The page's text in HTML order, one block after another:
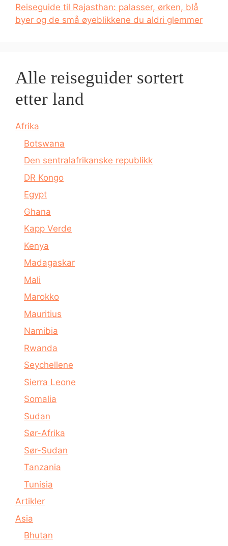
Reiseguide til Rajasthan: palasser, ørken, blå
byer og de små øyeblikkene du aldri glemmer
Alle reiseguider sortert
etter land
Afrika
Botswana
Den sentralafrikanske republikk
DR Kongo
Egypt
Ghana
Kapp Verde
Kenya
Madagaskar
Mali
Marokko
Mauritius
Namibia
Rwanda
Seychellene
Sierra Leone
Somalia
Sudan
Sør-Afrika
Sør-Sudan
Tanzania
Tunisia
Artikler
Asia
Bhutan